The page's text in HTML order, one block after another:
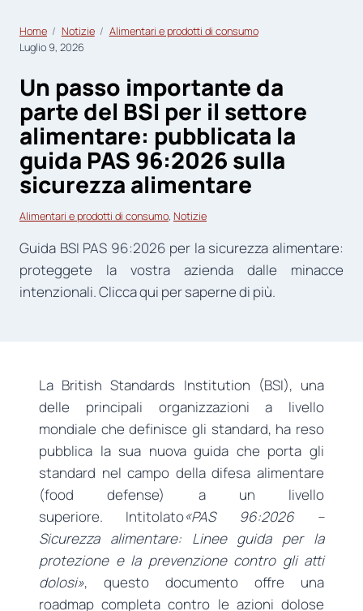
Home Notizie
Alimentari e prodotti di consumo
Luglio 9, 2026
Un passo importante da
parte del BSI per il settore
alimentare: pubblicata la
guida PAS 96:2026 sulla
sicurezza alimentare
Alimentari e prodotti di consumo, Notizie
Guida BSI PAS 96:2026 per la sicurezza alimentare:
proteggete la vostra azienda dalle minacce
intenzionali. Clicca qui per saperne di più.
La British Standards Institution (BSI), una
delle principali organizzazioni a livello
mondiale che definisce gli standard, ha reso
pubblica la sua nuova guida che porta gli
standard nel campo della difesa alimentare
(food defense) a un livello
superiore. Intitolato«PAS 96:2026 –
Sicurezza alimentare: Linee guida per la
protezione e la prevenzione contro gli atti
dolosi», questo documento offre una
roadmap completa contro le azioni dolose